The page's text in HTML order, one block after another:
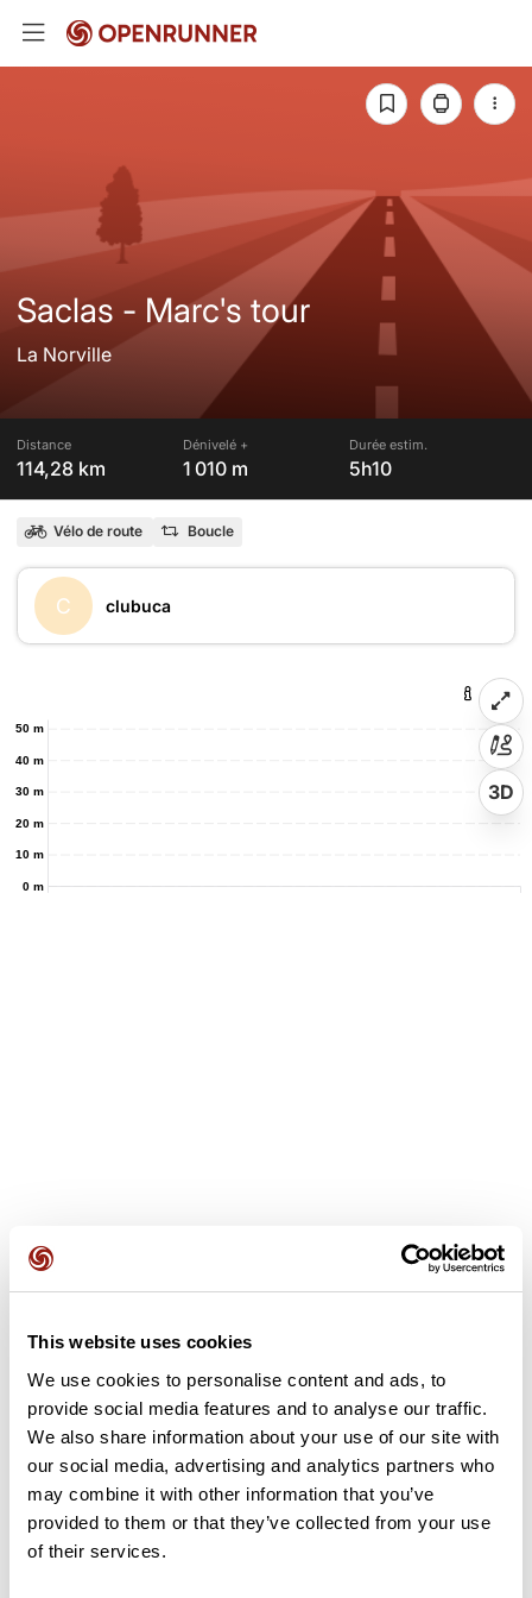
This website uses cookies
We use cookies to personalise content and ads, to
provide social media features and to analyse our traffic.
We also share information about your use of our site with
our social media, advertising and analytics partners who
may combine it with other information that you’ve
provided to them or that they’ve collected from your use
of their services.
Saclas - Marc's tour
La Norville
Distance
114,28 km
Dénivelé +
1 010 m
Durée estim.
5h10
Vélo de route Boucle
C clubuca
0 m
10 m
20 m
30 m
40 m
50 m
3D
Avis des utilisateurs
Soyez le premier à ajouter un avis !
Ajouter un avis
Résumé